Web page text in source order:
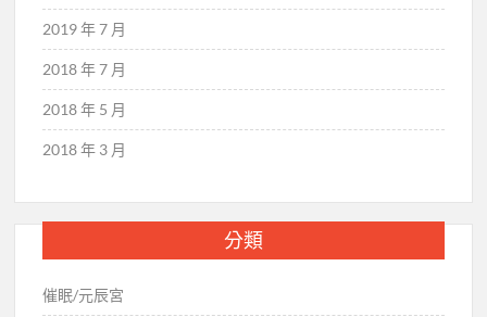
2019 年 7 月
2018 年 7 月
2018 年 5 月
2018 年 3 月
分類
催眠/元辰宮